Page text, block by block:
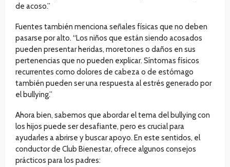
de acoso.”
Fuentes también menciona señales físicas que no deben
pasarse por alto. “Los niños que están siendo acosados
pueden presentar heridas, moretones o daños en sus
pertenencias que no pueden explicar. Síntomas físicos
recurrentes como dolores de cabeza o de estómago
también pueden ser una respuesta al estrés generado por
el bullying.”
Ahora bien, sabemos que abordar el tema del bullying con
los hijos puede ser desafiante, pero es crucial para
ayudarles a abrirse y buscar apoyo. En este sentidos, el
conductor de Club Bienestar, ofrece algunos consejos
prácticos para los padres: